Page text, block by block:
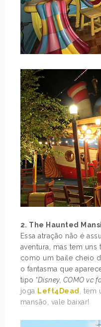
2. The Haunted
Essa atração não é
aventura, mas tem uns
como um baile cheio
o fantasma que
tipo “Disney, COMO vc
joga Left4Dead
,
mansão, vale baixar!